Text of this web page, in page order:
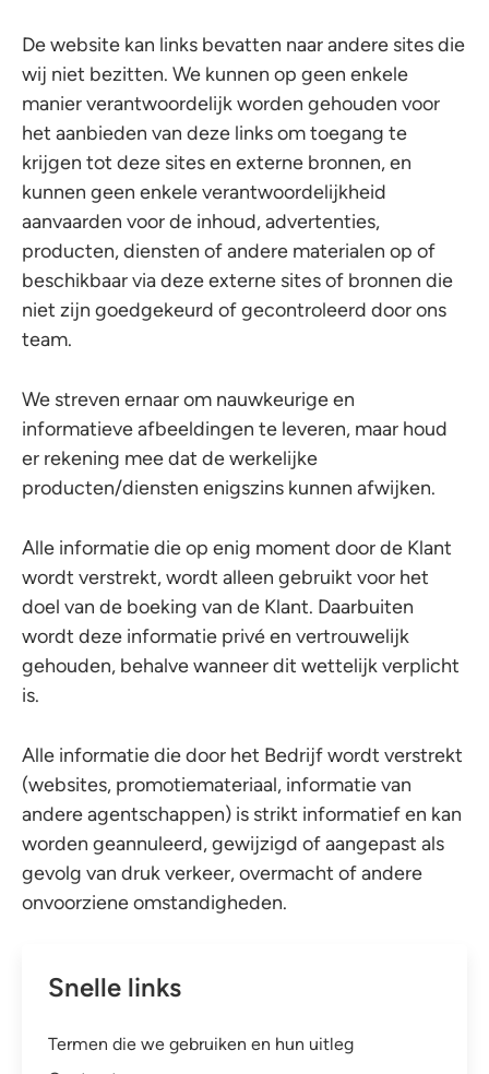
De website kan links bevatten naar andere sites die
wij niet bezitten. We kunnen op geen enkele
manier verantwoordelijk worden gehouden voor
het aanbieden van deze links om toegang te
krijgen tot deze sites en externe bronnen, en
kunnen geen enkele verantwoordelijkheid
aanvaarden voor de inhoud, advertenties,
producten, diensten of andere materialen op of
beschikbaar via deze externe sites of bronnen die
niet zijn goedgekeurd of gecontroleerd door ons
team.
We streven ernaar om nauwkeurige en
informatieve afbeeldingen te leveren, maar houd
er rekening mee dat de werkelijke
producten/diensten enigszins kunnen afwijken.
Alle informatie die op enig moment door de Klant
wordt verstrekt, wordt alleen gebruikt voor het
doel van de boeking van de Klant. Daarbuiten
wordt deze informatie privé en vertrouwelijk
gehouden, behalve wanneer dit wettelijk verplicht
is.
Alle informatie die door het Bedrijf wordt verstrekt
(websites, promotiemateriaal, informatie van
andere agentschappen) is strikt informatief en kan
worden geannuleerd, gewijzigd of aangepast als
gevolg van druk verkeer, overmacht of andere
onvoorziene omstandigheden.
Snelle links
Termen die we gebruiken en hun uitleg